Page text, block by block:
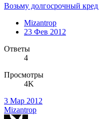
Возьму долгосрочный
Mizantrop
23 Фев 2012
Ответы
4
Просмотры
4K
3 Мар 2012
Mizantrop